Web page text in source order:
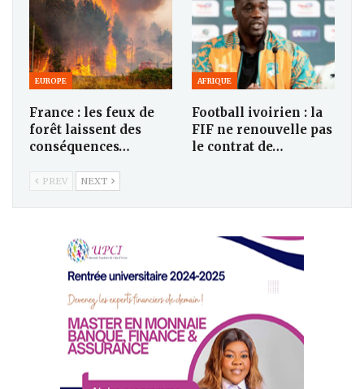
EUROPE
France : les feux de
forêt laissent des
conséquences…
AFRIQUE
Football ivoirien : la
FIF ne renouvelle pas
le contrat de…
PREV NEXT